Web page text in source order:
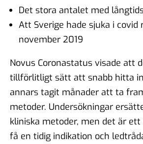
Det stora antalet med
Att Sverige hade sjuka i covid
november 2019
Novus Coronastatus visade att
tillförlitligt sätt att snabb hitta
annars tagit månader att ta
metoder. Undersökningar
kliniska metoder, men det är
få en tidig indikation och